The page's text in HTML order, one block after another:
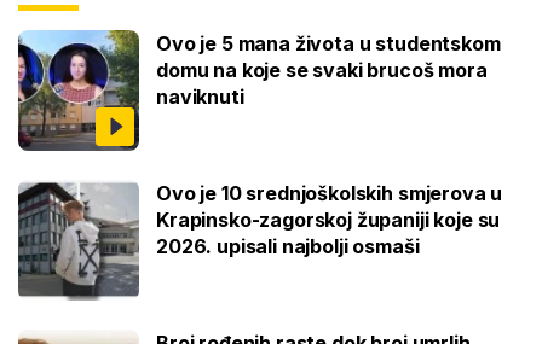
Ovo je 5 mana života u studentskom
domu na koje se svaki brucoš mora
naviknuti
Ovo je 10 srednjoškolskih smjerova u
Krapinsko-zagorskoj županiji koje su
2026. upisali najbolji osmaši